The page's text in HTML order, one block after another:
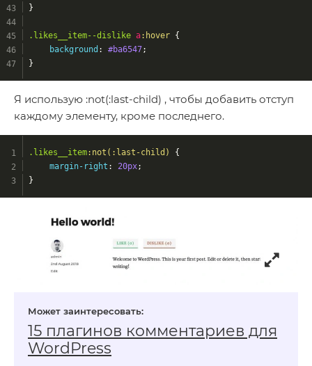
}
.likes__item--dislike a:hover {
background : #ba6547;
}
Я использую :not(:last-child) , чтобы добавить отступ
каждому элементу, кроме последнего.
.likes__item:not( :last-child)
{
margin-right : 20px;
}
15 плагинов комментариев для
WordPress